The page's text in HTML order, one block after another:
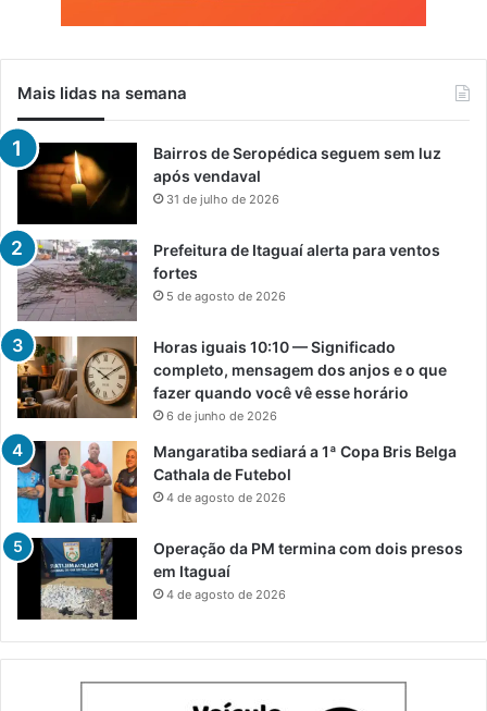
Mais lidas na semana
Bairros de Seropédica seguem sem luz
após vendaval
31 de julho de 2026
Prefeitura de Itaguaí alerta para ventos
fortes
5 de agosto de 2026
Horas iguais 10:10 — Significado
completo, mensagem dos anjos e o que
fazer quando você vê esse horário
6 de junho de 2026
Mangaratiba sediará a 1ª Copa Bris Belga
Cathala de Futebol
4 de agosto de 2026
Operação da PM termina com dois presos
em Itaguaí
4 de agosto de 2026